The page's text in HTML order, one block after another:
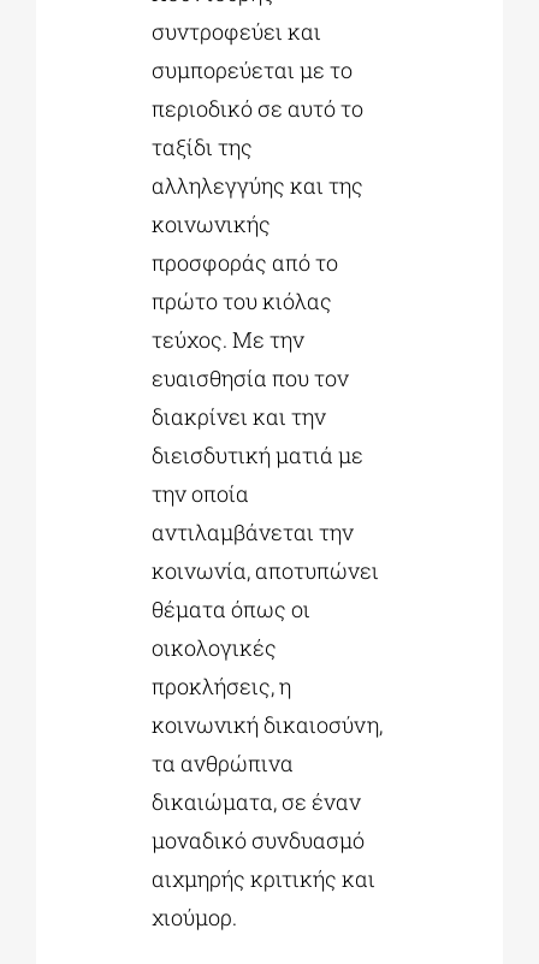
συντροφεύει και
συμπορεύεται με το
περιοδικό σε αυτό το
ταξίδι της
αλληλεγγύης και της
κοινωνικής
προσφοράς από το
πρώτο του κιόλας
τεύχος. Mε την
ευαισθησία που τον
διακρίνει και την
διεισδυτική ματιά με
την οποία
αντιλαμβάνεται την
κοινωνία, αποτυπώνει
θέματα όπως οι
οικολογικές
προκλήσεις, η
κοινωνική δικαιοσύνη,
τα ανθρώπινα
δικαιώματα, σε έναν
μοναδικό συνδυασμό
αιχμηρής κριτικής και
χιούμορ.